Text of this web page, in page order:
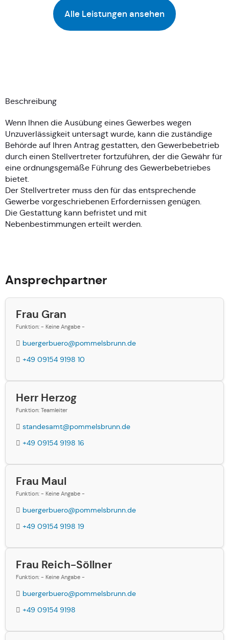
Alle Leistungen ansehen
Beschreibung
Wenn Ihnen die Ausübung eines Gewerbes wegen
Unzuverlässigkeit untersagt wurde, kann die zuständige
Behörde auf Ihren Antrag gestatten, den Gewerbebetrieb
durch einen Stellvertreter fortzuführen, der die Gewähr für
eine ordnungsgemäße Führung des Gewerbebetriebes
bietet.
Der Stellvertreter muss den für das entsprechende
Gewerbe vorgeschriebenen Erfordernissen genügen.
Die Gestattung kann befristet und mit
Nebenbestimmungen erteilt werden.
Ansprechpartner
Frau Gran
Funktion: - Keine Angabe -
buergerbuero@pommelsbrunn.de
+49 09154 9198 10
Herr Herzog
Funktion: Teamleiter
standesamt@pommelsbrunn.de
+49 09154 9198 16
Frau Maul
Funktion: - Keine Angabe -
buergerbuero@pommelsbrunn.de
+49 09154 9198 19
Frau Reich-Söllner
Funktion: - Keine Angabe -
buergerbuero@pommelsbrunn.de
+49 09154 9198